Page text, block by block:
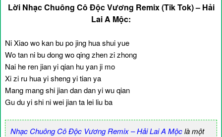
Lời Nhạc Chuông Cô Độc Vương Remix (Tik Tok) – Hải
Lai A Mộc:
Ni Xiao wo kan bu po jing hua shui yue
Wo tan ni bu dong wo qing zhen zi zhong
Nai he ren jian yi qian hu yan ji mo
Xi zi ru hua yi sheng yi tian ya
Mang mang shi jian dan dan yi wu qian
Gu du yi shi ni wei jian ta lei liu ba
Nhạc Chuông Cô Độc Vương Remix – Hải Lai A Mộclà một